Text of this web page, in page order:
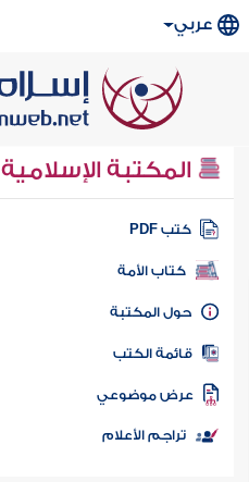
عربي
المكتبة الإسلامية
كتب PDF
كتاب الأمة
المكتبة
الكتب
موضوعي